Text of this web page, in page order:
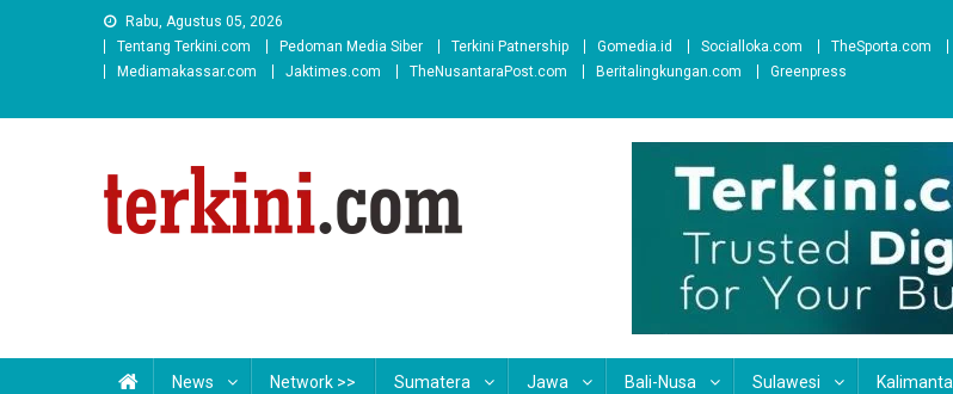
Rabu, Agustus 05, 2026
Tentang Terkini.com
Pedoman Media Siber Terkini Patnership Gomedia.id Socialloka.com TheSporta.com
Mediamakassar.com
Jaktimes.com TheNusantaraPost.com Beritalingkungan.com Greenpress
News Network >> Sumatera Jawa Bali-Nusa Sulawesi